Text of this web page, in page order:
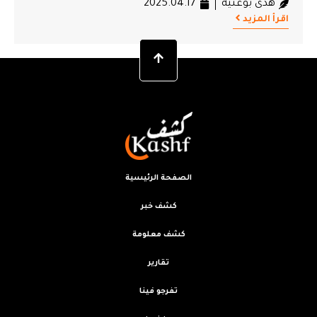
هدى بوغنية 2025.04.17
اقرأ المزيد
الصفحة الرئيسية
كشف خبر
كشف معلومة
تقارير
تفرجو فينا